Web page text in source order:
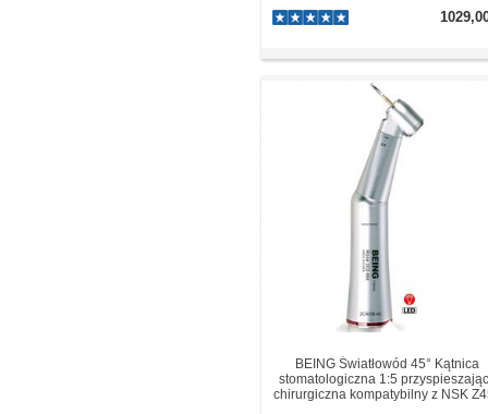
BEING Światłowód 45° Kątnica
stomatologiczna 1:5
chirurgiczna kompatybilny z NSK